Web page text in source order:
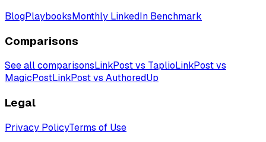
BlogPlaybooksMonthly LinkedIn Benchmark
Comparisons
See all comparisonsLinkPost vs TaplioLinkPost vs
MagicPostLinkPost vs AuthoredUp
Legal
Privacy PolicyTerms of Use